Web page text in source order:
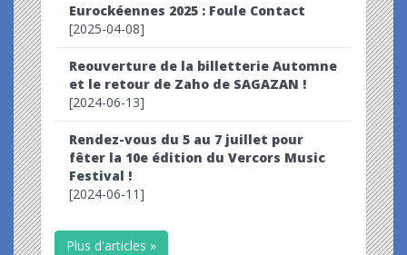
Eurockéennes 2025 : Foule Contact
[2025-04-08]
Reouverture de la billetterie Automne
et le retour de Zaho de SAGAZAN !
[2024-06-13]
Rendez-vous du 5 au 7 juillet pour
fêter la 10e édition du Vercors Music
Festival !
[2024-06-11]
Plus d'articles »